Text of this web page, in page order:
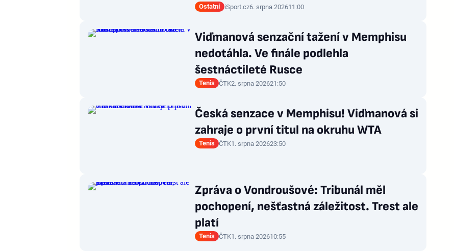
Ostatní iSport.cz6. srpna 202611:00
Viďmanová senzační tažení v Memphisu
nedotáhla. Ve finále podlehla
šestnáctileté Rusce
Tenis ČTK2. srpna 202621:50
Česká senzace v Memphisu! Viďmanová si
zahraje o první titul na okruhu WTA
Tenis ČTK1. srpna 202623:50
Zpráva o Vondroušové: Tribunál měl
pochopení, nešťastná záležitost. Trest ale
platí
Tenis ČTK1. srpna 202610:55